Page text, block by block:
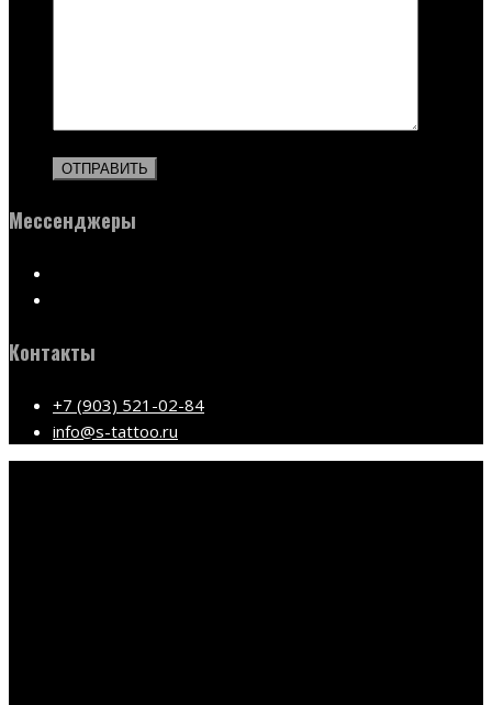
Мессенджеры
Контакты
+7 (903) 521-02-84
info@s-tattoo.ru